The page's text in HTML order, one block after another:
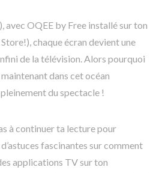
avec OQEE by Free installé sur ton
chaque écran devient une
de la télévision. Alors pourquoi
dans cet océan
du spectacle !
à continuer ta lecture pour
fascinantes sur comment
applications TV sur ton